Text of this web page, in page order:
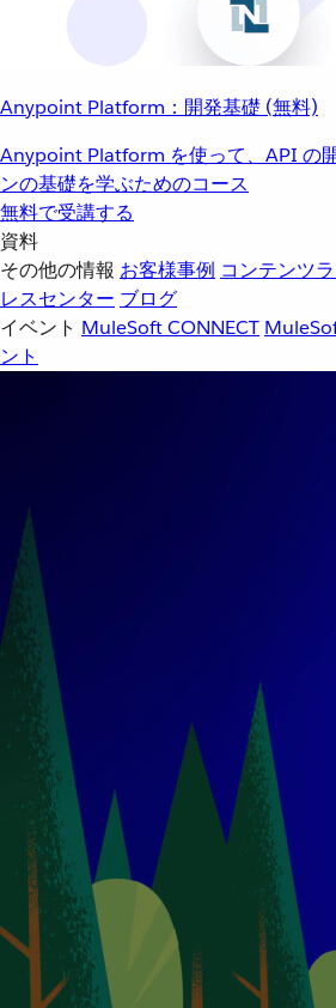
Anypoint Platform：開発基礎 (無料)
Anypoint Platform を使って、API の
ンの基礎を学ぶためのコース
無料で受講する
資料
その他の情報 お客様事例 コンテンツ
レスセンター ブログ
イベント MuleSoft CONNECT
ント